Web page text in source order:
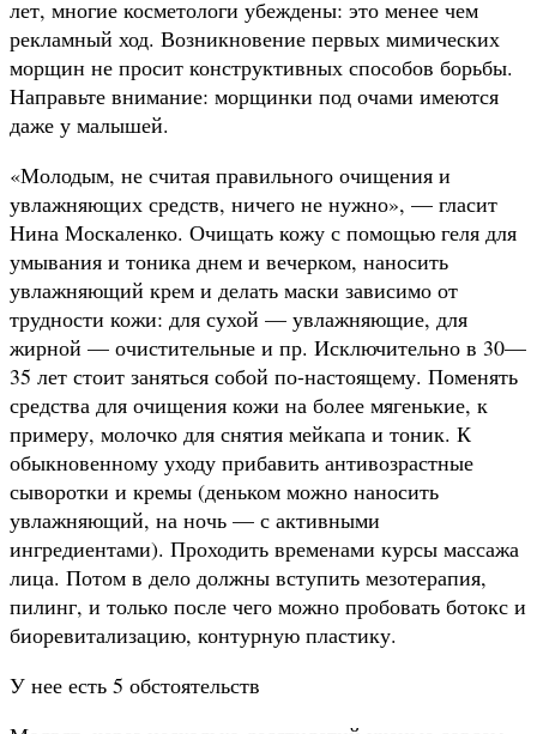
лет, многие косметологи убеждены: это менее чем
рекламный ход. Возникновение первых мимических
морщин не просит конструктивных способов борьбы.
Направьте внимание: морщинки под очами имеются
даже у малышей.
«Молодым, не считая правильного очищения и
увлажняющих средств, ничего не нужно», — гласит
Нина Москаленко. Очищать кожу с помощью геля для
умывания и тоника днем и вечерком, наносить
увлажняющий крем и делать маски зависимо от
трудности кожи: для сухой — увлажняющие, для
жирной — очистительные и пр. Исключительно в 30—
35 лет стоит заняться собой по-настоящему. Поменять
средства для очищения кожи на более мягенькие, к
примеру, молочко для снятия мейкапа и тоник. К
обыкновенному уходу прибавить антивозрастные
сыворотки и кремы (деньком можно наносить
увлажняющий, на ночь — с активными
ингредиентами). Проходить временами курсы массажа
лица. Потом в дело должны вступить мезотерапия,
пилинг, и только после чего можно пробовать ботокс и
биоревитализацию, контурную пластику.
У нее есть 5 обстоятельств